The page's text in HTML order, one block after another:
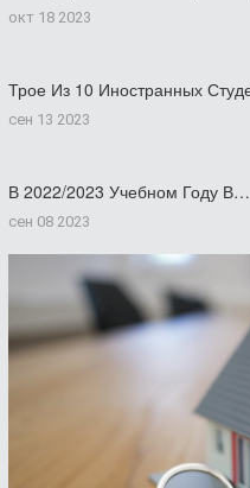
окт 18 2023
Трое Из 10 Иностранных
сен 13 2023
В 2022/2023 Учебном Году В…
сен 08 2023